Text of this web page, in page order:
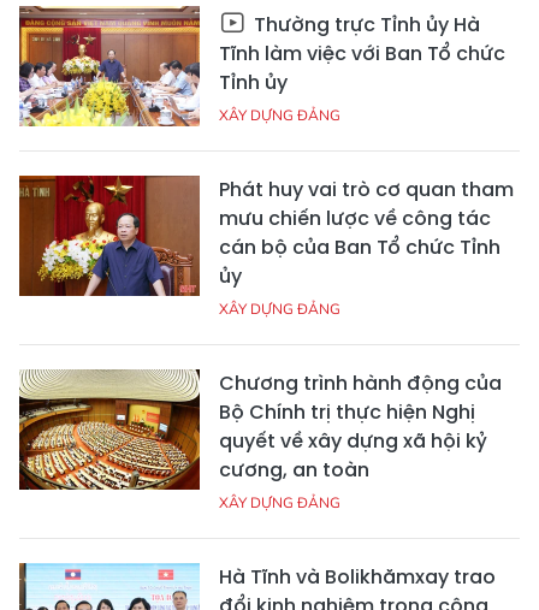
Thường trực Tỉnh ủy Hà
Tĩnh làm việc với Ban Tổ chức
Tỉnh ủy
XÂY DỰNG ĐẢNG
Phát huy vai trò cơ quan tham
mưu chiến lược về công tác
cán bộ của Ban Tổ chức Tỉnh
ủy
XÂY DỰNG ĐẢNG
Chương trình hành động của
Bộ Chính trị thực hiện Nghị
quyết về xây dựng xã hội kỷ
cương, an toàn
XÂY DỰNG ĐẢNG
Hà Tĩnh và Bolikhămxay trao